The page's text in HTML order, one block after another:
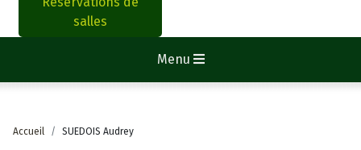
salles
Menu
Accueil SUEDOIS Audrey